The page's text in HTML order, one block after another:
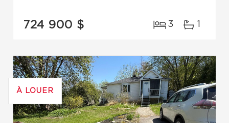
724 900 $ 3 1
À LOUER